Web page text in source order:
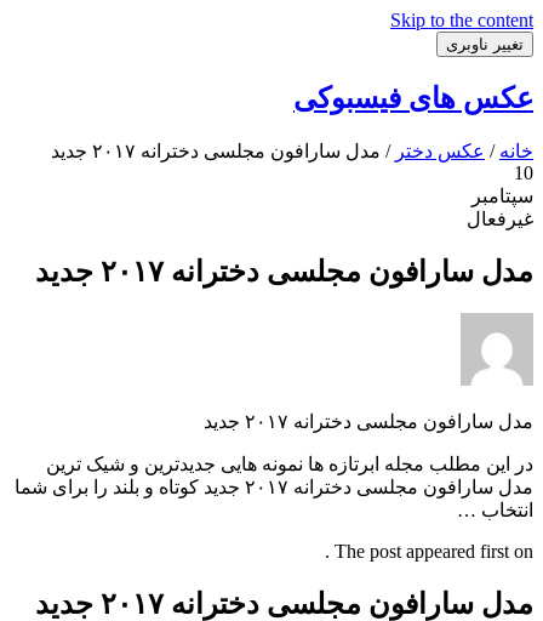
Skip to the content
تغییر ناوبری
عکس های فیسبوکی
خانه / عکس دختر / مدل سارافون مجلسی دخترانه ۲۰۱۷ جدید
10
سپتامبر
غیرفعال
مدل سارافون مجلسی دخترانه ۲۰۱۷ جدید
مدل سارافون مجلسی دخترانه ۲۰۱۷ جدید
در این مطلب مجله ابرتازه ها نمونه هایی جدیدترین و شیک ترین
مدل سارافون مجلسی دخترانه ۲۰۱۷ جدید کوتاه و بلند را برای شما
انتخاب …
The post appeared first on .
مدل سارافون مجلسی دخترانه ۲۰۱۷ جدید